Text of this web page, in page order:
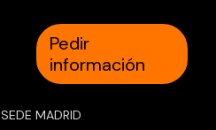
Pedir
información
SEDE MADRID